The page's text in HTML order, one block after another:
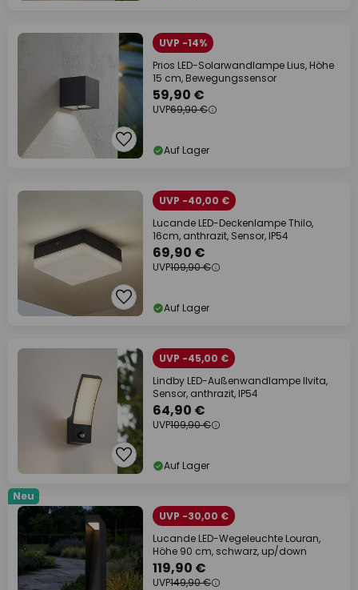
UVP -14%
Prios LED-Solarwandlampe Lius, Höhe
15 cm, Bewegungssensor
59,90 €
UVP69,90 €
Auf Lager
UVP -40,00 €
Lucande LED-Deckenlampe Thilo,
16cm, anthrazit, Sensor, IP54
69,90 €
UVP109,90 €
Auf Lager
UVP -45,00 €
Lindby LED-Außenwandlampe Ilvita,
Sensor, anthrazit, IP54
64,90 €
UVP109,90 €
Auf Lager
Neu
UVP -30,00 €
Lucande LED-Wegeleuchte Louran,
Höhe 90 cm, schwarz, up/down
119,90 €
UVP149,90 €